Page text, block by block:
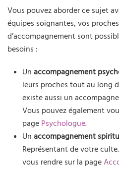
Vous pouvez aborder ce sujet
équipes soignantes, vos
d’accompagnement sont
besoins :
Un accompagnement
leurs proches tout au long
existe aussi un
Vous pouvez également
page Psychologue.
Un accompagnement
Représentant de votre
vous rendre sur la page